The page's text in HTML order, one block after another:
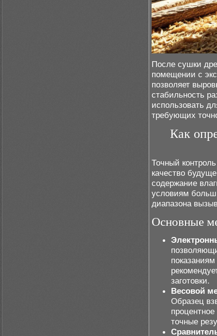
После сушки
помещении с
позволяет
стабильность
использовать
требующих
Как
Точный
качество
содержание
условиям
диапазона
Основные
заготовки.
Весовой
Образец
точные